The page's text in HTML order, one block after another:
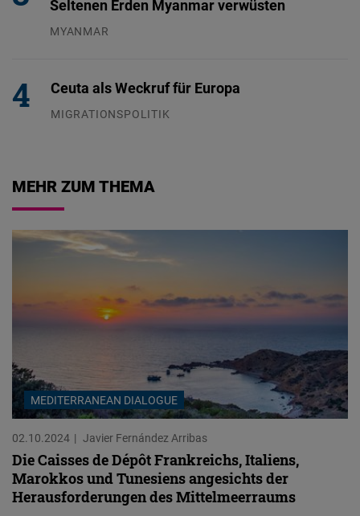
Seltenen Erden Myanmar verwüsten
MYANMAR
Ceuta als Weckruf für Europa
MIGRATIONSPOLITIK
MEHR ZUM THEMA
MEDITERRANEAN DIALOGUE
02.10.2024 Javier Fernández Arribas
Die Caisses de Dépôt Frankreichs, Italiens,
Marokkos und Tunesiens angesichts der
Herausforderungen des Mittelmeerraums